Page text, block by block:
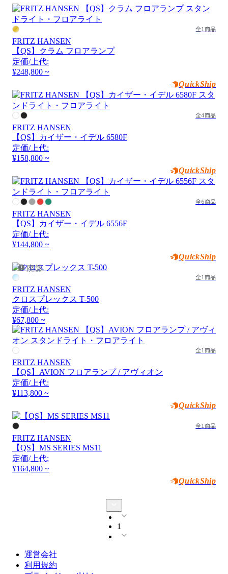
全1商品
FRITZ HANSEN
【QS】クラム フロアランプ
定価/上代:
¥248,800 ~
QuickShip
全4商品
FRITZ HANSEN
【QS】カイザー・イデル 6580F
定価/上代:
¥158,800 ~
QuickShip
全6商品
FRITZ HANSEN
【QS】カイザー・イデル 6556F
定価/上代:
¥144,800 ~
QuickShip
廃盤
全1商品
FRITZ HANSEN
クロスプレックス T-500
定価/上代:
¥67,800 ~
全1商品
FRITZ HANSEN
【QS】AVION フロアランプ / アヴィオン
定価/上代:
¥113,800 ~
QuickShip
全1商品
FRITZ HANSEN
【QS】MS SERIES MS11
定価/上代:
¥164,800 ~
QuickShip
1
運営会社
利用規約